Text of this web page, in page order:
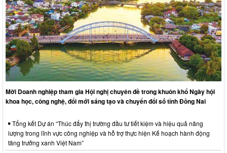
Mời Doanh nghiệp tham gia Hội nghị chuyên đề trong khuôn khổ Ngày hội
khoa học, công nghệ, đổi mới sáng tạo và chuyển đổi số tỉnh Đồng Nai
Tổng kết Dự án “Thúc đẩy thị trường đầu tư tiết kiệm và hiệu quả năng
lượng trong lĩnh vực công nghiệp và hỗ trợ thực hiện Kế hoạch hành động
tăng trưởng xanh Việt Nam”